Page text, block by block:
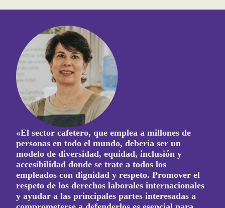
«El sector cafetero, que emplea a millones de
personas en todo el mundo, debería ser un
modelo de diversidad, equidad, inclusión y
accesibilidad donde se trate a todos los
empleados con dignidad y respeto. Promover el
respeto de los derechos laborales internacionales
y ayudar a las principales partes interesadas a